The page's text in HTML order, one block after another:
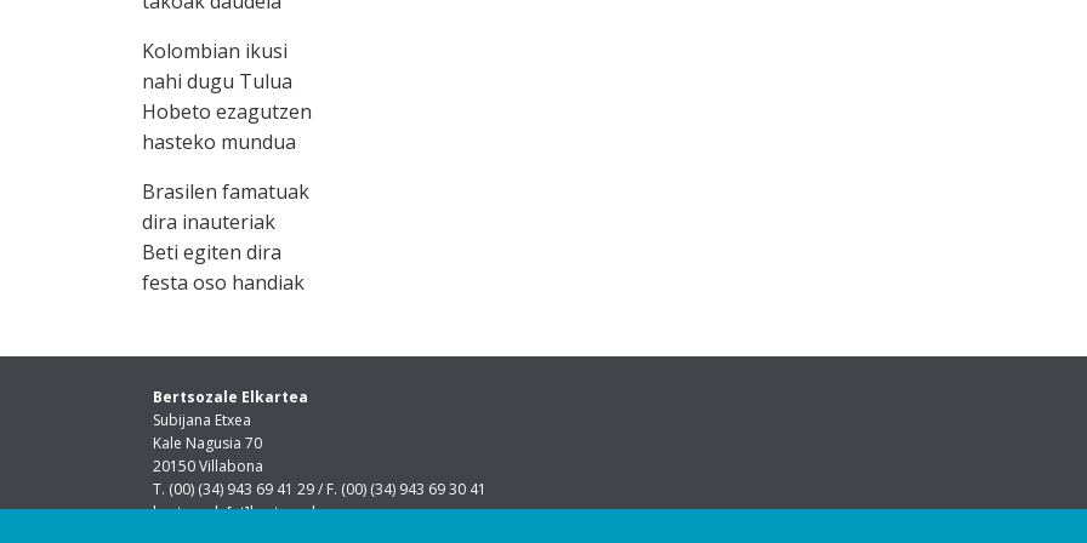
Kolombian ikusi
nahi dugu Tulua
Hobeto ezagutzen
hasteko mundua
Brasilen famatuak
dira inauteriak
Beti egiten dira
festa oso handiak
Bertsozale Elkartea
Subijana Etxea
Kale Nagusia 70
20150 Villabona
T. (00) (34) 943 69 41 29 / F. (00) (34) 943 69 30 41
bertsozale[at]bertsozale.eus